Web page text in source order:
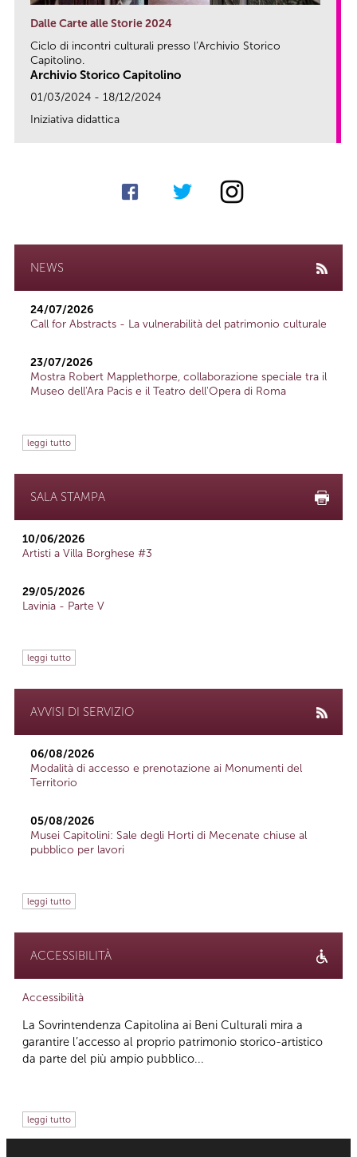
Dalle Carte alle Storie 2024
Ciclo di incontri culturali presso l’Archivio Storico
Capitolino.
Archivio Storico Capitolino
01/03/2024 - 18/12/2024
Iniziativa didattica
NEWS
24/07/2026
Call for Abstracts - La vulnerabilità del patrimonio culturale
23/07/2026
Mostra Robert Mapplethorpe, collaborazione speciale tra il
Museo dell'Ara Pacis e il Teatro dell'Opera di Roma
leggi tutto
SALA STAMPA
10/06/2026
Artisti a Villa Borghese #3
29/05/2026
Lavinia - Parte V
leggi tutto
AVVISI DI SERVIZIO
06/08/2026
Modalità di accesso e prenotazione ai Monumenti del
Territorio
05/08/2026
Musei Capitolini: Sale degli Horti di Mecenate chiuse al
pubblico per lavori
leggi tutto
ACCESSIBILITÀ
Accessibilità
La Sovrintendenza Capitolina ai Beni Culturali mira a
garantire l’accesso al proprio patrimonio storico-artistico
da parte del più ampio pubblico...
leggi tutto